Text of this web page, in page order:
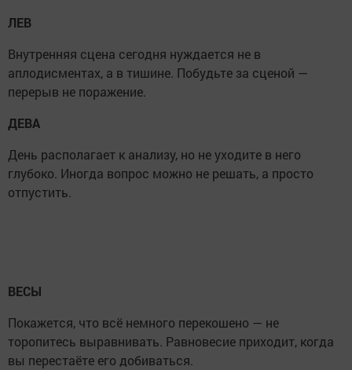
ЛЕВ
Внутренняя сцена сегодня нуждается не в
аплодисментах, а в тишине. Побудьте за сценой —
перерыв не поражение.
ДЕВА
День располагает к анализу, но не уходите в него
глубоко. Иногда вопрос можно не решать, а просто
отпустить.
ВЕСЫ
Покажется, что всё немного перекошено — не
торопитесь выравнивать. Равновесие приходит, когда
вы перестаёте его добиваться.